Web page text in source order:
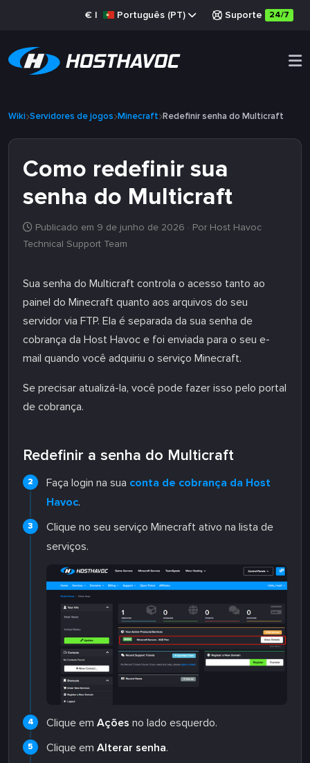
€ | Português (PT) Suporte 24/7
Wiki Servidores de jogos Minecraft Redefinir senha do Multicraft
Como redefinir sua
senha do Multicraft
Publicado em 9 de junho de 2026 · Por Host Havoc
Technical Support Team
Sua senha do Multicraft controla o acesso tanto ao
painel do Minecraft quanto aos arquivos do seu
servidor via FTP. Ela é separada da sua senha de
cobrança da Host Havoc e foi enviada para o seu e-
mail quando você adquiriu o serviço Minecraft.
Se precisar atualizá-la, você pode fazer isso pelo portal
de cobrança.
Redefinir a senha do Multicraft
Faça login na sua conta de cobrança da Host
Havoc.
Clique no seu serviço Minecraft ativo na lista de
serviços.
Clique em Ações no lado esquerdo.
Clique em Alterar senha.